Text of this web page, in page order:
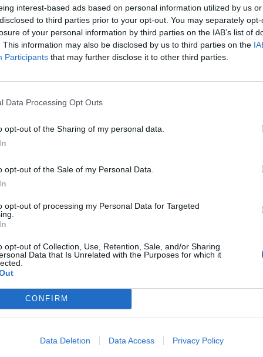
interest-based ads based on personal information utilized by us
to third parties prior to your opt-out. You may separately
of your personal information by third parties on the IAB’s list of
This information may also be disclosed by us to third parties on the
Participants that may further disclose it to other third parties.
Data Processing Opt Outs
opt-out of the Sharing of my personal data.
opt-out of the Sale of my Personal Data.
opt-out of processing my Personal Data for Targeted
opt-out of Collection, Use, Retention, Sale, and/or Sharing
Data that Is Unrelated with the Purposes for which it
CONFIRM
Data Deletion Data Access Privacy Policy
vous obteniez une pâte crémeuse et voilà la lotion